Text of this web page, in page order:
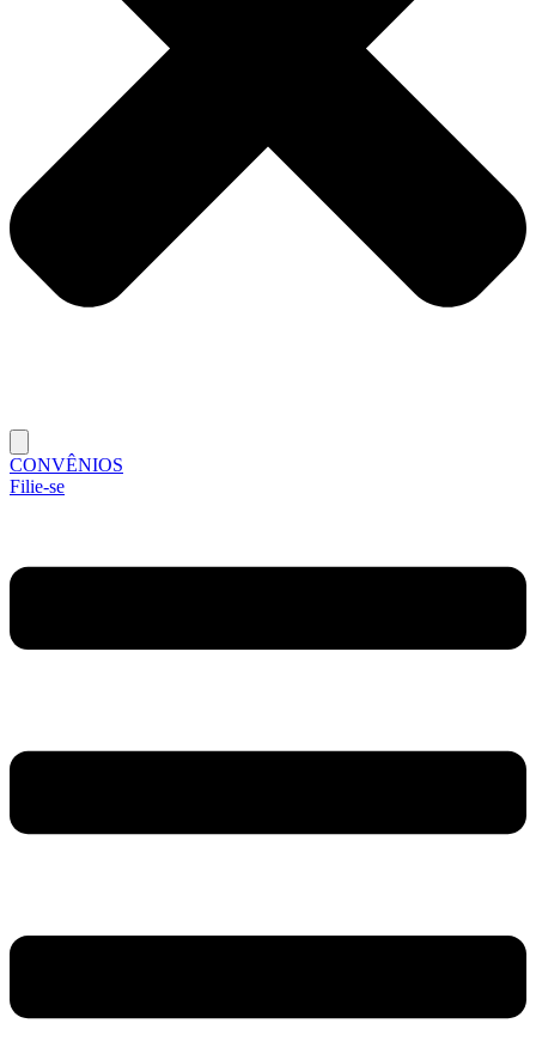
CONVÊNIOS
Filie-se